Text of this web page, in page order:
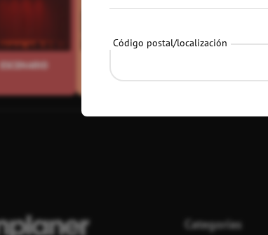
ESCENARIO
Categorías
Código postal/localización